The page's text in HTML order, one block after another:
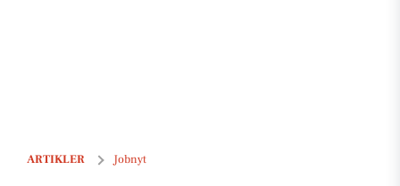
ARTIKLER Jobnyt
Experienced chef needed for a busy sushi and Chinese restaurant